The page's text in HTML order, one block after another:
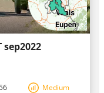
Medium